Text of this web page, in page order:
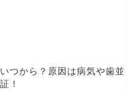
つから？原因は病気や歯並
！